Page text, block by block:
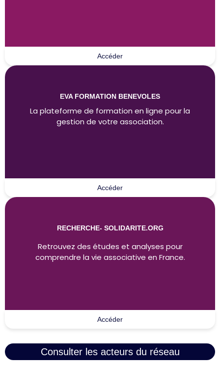
Accéder
EVA FORMATION BENEVOLES
La plateforme de formation en ligne pour la
gestion de votre association.
Accéder
RECHERCHE- SOLIDARITE.ORG
Retrouvez des études et analyses pour
comprendre la vie associative en France.
Accéder
Consulter les acteurs du réseau